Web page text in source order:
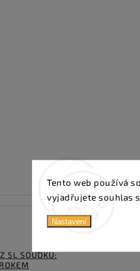
Tento web používá
vyjadřujete souhlas
Nastavení
5L SOUDKU: